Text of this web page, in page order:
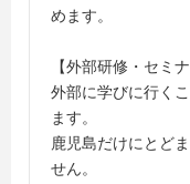
めます。
【外部研修・セミ
外部に学びに行く
ます。
鹿児島だけにとど
せん。